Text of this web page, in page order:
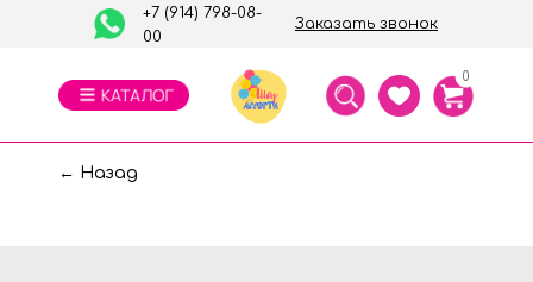
Заказать звонок
+7 (914) 798-08-
00
0
← Назад